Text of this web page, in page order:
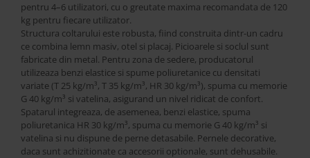
Perne si Pilote
pentru 4–6 utilizatori, cu o greutate maxima recomandata de 120
kg pentru fiecare utilizator.
Structura coltarului este robusta, fiind construita dintr-un cadru
ce combina lemn masiv, otel si placaj. Picioarele si soclul sunt
fabricate din metal. Pentru zona de sedere, producatorul
utilizeaza benzi elastice si spume poliuretanice cu densitati
variate (T 25 kg/m³, T 35 kg/m³, HR 30 kg/m³), spuma cu memorie
G 40 kg/m³ si vatelina, asigurand un nivel ridicat de confort.
Spatarul integreaza, de asemenea, benzi elastice, spuma
poliuretanica HR 30 kg/m³, spuma cu memorie G 40 kg/m³ si
vatelina si nu dispune de perne detasabile. Pernele decorative,
daca sunt achizitionate ca accesorii optionale, sunt dehusabile.